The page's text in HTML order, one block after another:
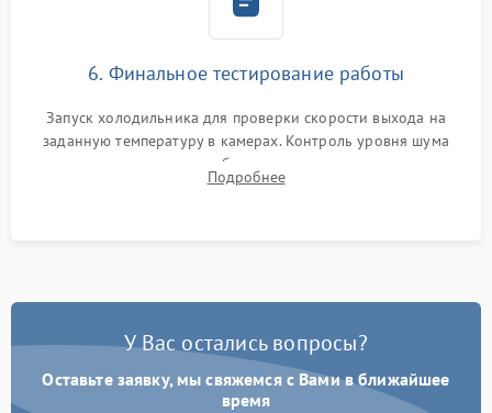
6. Финальное тестирование работы
Запуск холодильника для проверки скорости выхода на
заданную температуру в камерах. Контроль уровня шума
компрессора, отсутствия обмерзания стенок и корректного
срабатывания системы автоматической оттайки.
Подробнее
У Вас остались вопросы?
Оставьте заявку, мы свяжемся с Вами в ближайшее
время